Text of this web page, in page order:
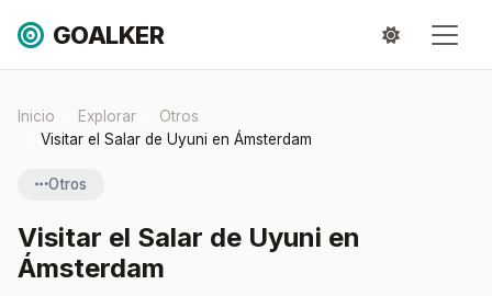
GOALKER
Inicio Explorar
Otros
Visitar el Salar de Uyuni en Ámsterdam
Otros
Visitar el Salar de Uyuni en
Ámsterdam